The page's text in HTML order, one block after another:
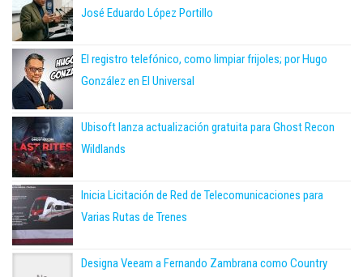
José Eduardo López Portillo
El registro telefónico, como limpiar frijoles; por Hugo
González en El Universal
Ubisoft lanza actualización gratuita para Ghost Recon
Wildlands
Inicia Licitación de Red de Telecomunicaciones para
Varias Rutas de Trenes
Designa Veeam a Fernando Zambrana como Country